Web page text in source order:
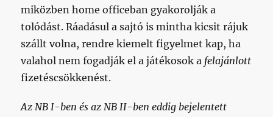
miközben home officeban gyakorolják a
tolódást. Ráadásul a sajtó is mintha kicsit rájuk
szállt volna, rendre kiemelt figyelmet kap, ha
valahol nem fogadják el a játékosok a felajánlott
fizetéscsökkenést.
Az NB I-ben és az NB II-ben eddig bejelentett